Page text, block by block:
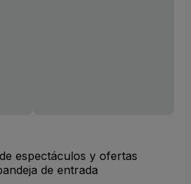
espectáculos y ofertas
de entrada